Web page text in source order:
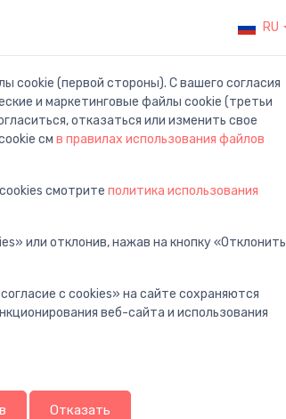
⬤Piedziņa vārstam, 24V 10Nm
modulējošā vad 0-10V
RU
cookie (первой стороны). С вашего согласия
и маркетинговые файлы cookie (третьи
отказаться или изменить свое
см в правилах использования файлов
смотрите политика использования
или отклонив, нажав на кнопку «Отклонить
с cookies» на сайте сохраняются
веб-сайта и использования
Отказать